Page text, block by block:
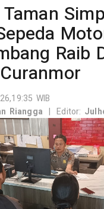
Raib
WIB
Riangga | Editor: